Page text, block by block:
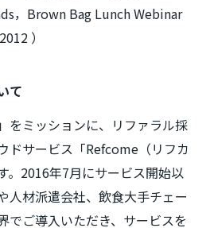
，Brown Bag Lunch Webinar
）
て
をミッションに、リファラル採
ドサービス「Refcome（リフカ
。2016年7月にサービス開始以
人材派遣会社、飲食大手チェー
でご導入いただき、サービスを